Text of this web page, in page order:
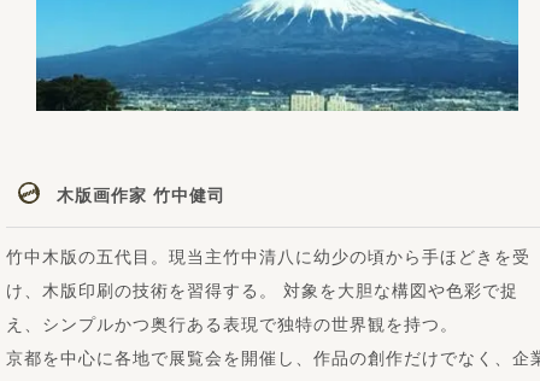
木版画作家 竹中健司
竹中木版の五代目。現当主竹中清八に幼少の頃から手ほどきを受
け、木版印刷の技術を習得する。 対象を大胆な構図や色彩で捉
え、シンプルかつ奥行ある表現で独特の世界観を持つ。
京都を中心に各地で展覧会を開催し、作品の創作だけでなく、企